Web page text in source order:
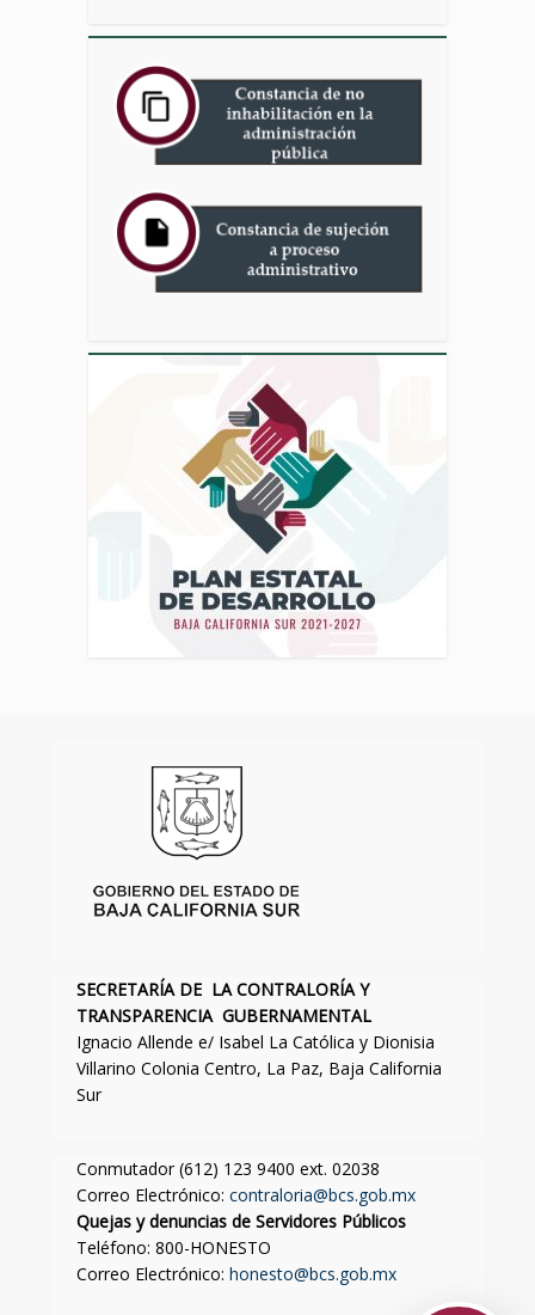
SECRETARÍA DE LA CONTRALORÍA Y
TRANSPARENCIA GUBERNAMENTAL
Ignacio Allende e/ Isabel La Católica y Dionisia
Villarino Colonia Centro, La Paz, Baja California
Sur
Conmutador (612) 123 9400 ext. 02038
Correo Electrónico: contraloria@bcs.gob.mx
Quejas y denuncias de Servidores Públicos
Teléfono: 800-HONESTO
Correo Electrónico: honesto@bcs.gob.mx